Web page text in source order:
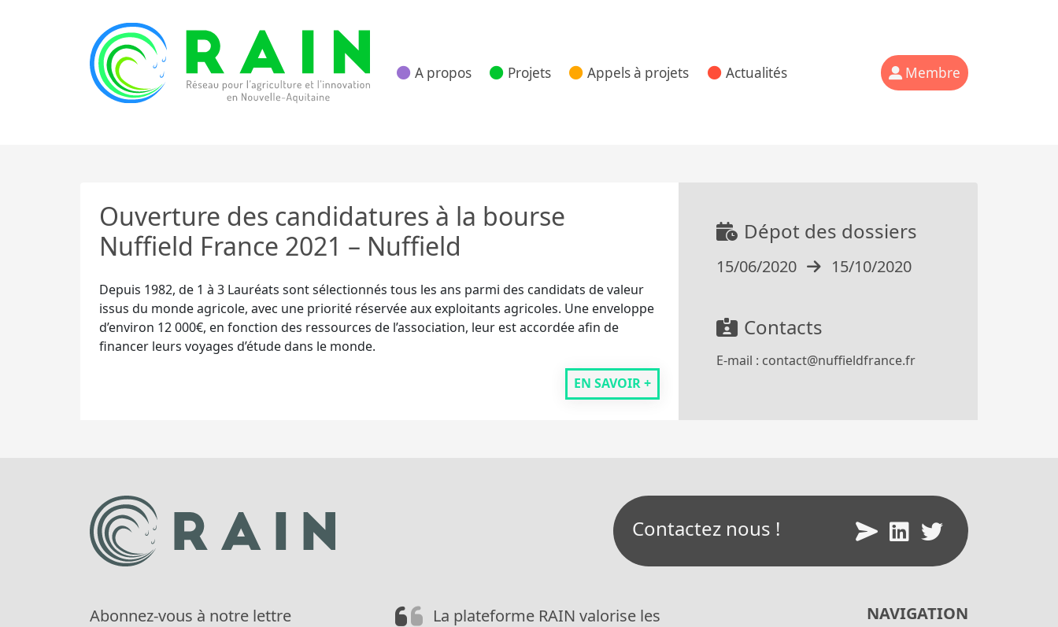
A propos Projets Appels à projets Actualités Membre
Ouverture des candidatures à la bourse
Nuffield France 2021 – Nuffield
Depuis 1982, de 1 à 3 Lauréats sont sélectionnés tous les ans parmi des candidats de valeur
issus du monde agricole, avec une priorité réservée aux exploitants agricoles. Une enveloppe
d’environ 12 000€, en fonction des ressources de l’association, leur est accordée afin de
financer leurs voyages d’étude dans le monde.
EN SAVOIR +
Dépot des dossiers
15/06/2020 15/10/2020
Contacts
E-mail : contact@nuffieldfrance.fr
Contactez nous !
Abonnez-vous à notre lettre
La plateforme RAIN valorise les
NAVIGATION